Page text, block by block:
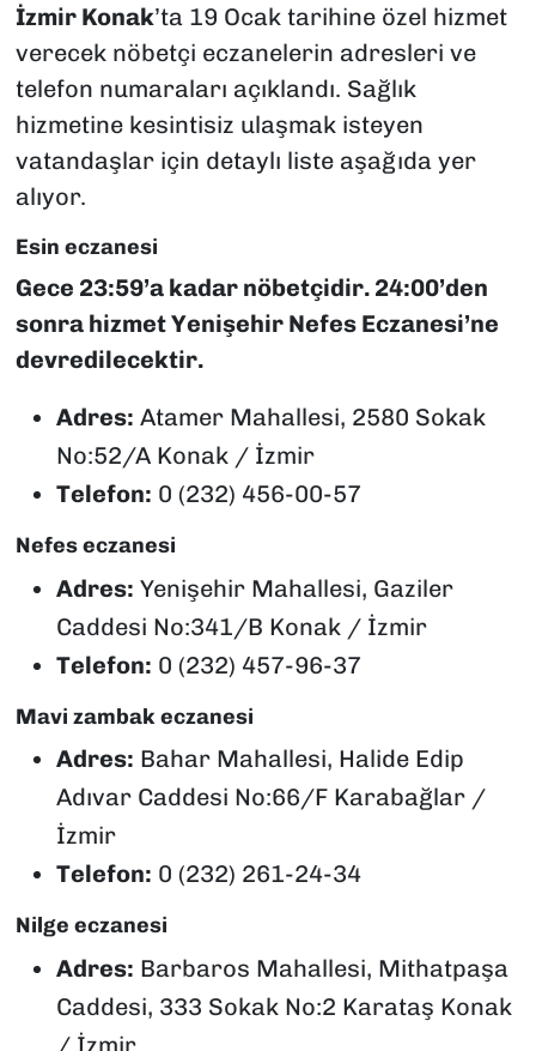
İzmir Konak’ta 19 Ocak tarihine özel hizmet
verecek nöbetçi eczanelerin adresleri ve
telefon numaraları açıklandı. Sağlık
hizmetine kesintisiz ulaşmak isteyen
vatandaşlar için detaylı liste aşağıda yer
alıyor.
Esin eczanesi
Gece 23:59’a kadar nöbetçidir. 24:00’den
sonra hizmet Yenişehir Nefes Eczanesi’ne
devredilecektir.
Adres: Atamer Mahallesi, 2580 Sokak
No:52/A Konak / İzmir
Telefon: 0 (232) 456-00-57
Nefes eczanesi
Adres: Yenişehir Mahallesi, Gaziler
Caddesi No:341/B Konak / İzmir
Telefon: 0 (232) 457-96-37
Mavi zambak eczanesi
Adres: Bahar Mahallesi, Halide Edip
Adıvar Caddesi No:66/F Karabağlar /
İzmir
Telefon: 0 (232) 261-24-34
Nilge eczanesi
Adres: Barbaros Mahallesi, Mithatpaşa
Caddesi, 333 Sokak No:2 Karataş Konak
/ İzmir